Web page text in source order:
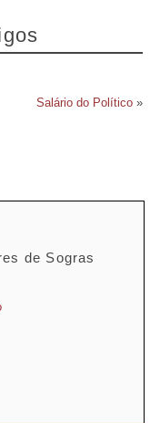
Salário do Político »
de Sogras